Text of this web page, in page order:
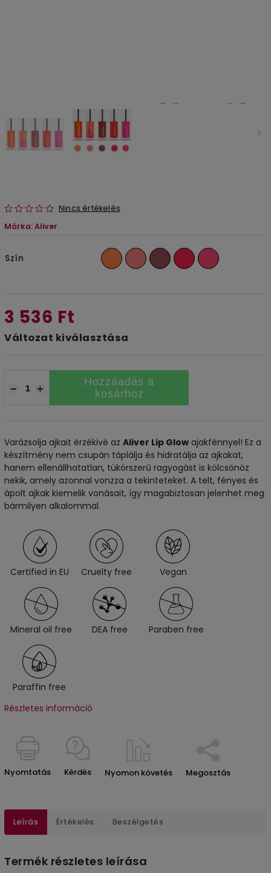
Nincs értékelés
Márka:Aliver
Szín
3 536 Ft
Változat kiválasztása
+
−
Hozzáadás a
kosárhoz
Varázsolja ajkait érzékivé az Aliver Lip Glow ajakfénnyel! Ez a
készítmény nem csupán táplálja és hidratálja az ajkakat,
hanem ellenállhatatlan, tükörszerű ragyogást is kölcsönöz
nekik, amely azonnal vonzza a tekinteteket. A telt, fényes és
ápolt ajkak kiemelik vonásait, így magabiztosan jelenhet meg
bármilyen alkalommal.
Certified in EU Cruelty free Vegan
Mineral oil free DEA free Paraben free
Paraffin free
Részletes információ
Nyomtatás Kérdés Nyomon követés Megosztás
Leírás Értékelés Beszélgetés
Termék részletes leírása